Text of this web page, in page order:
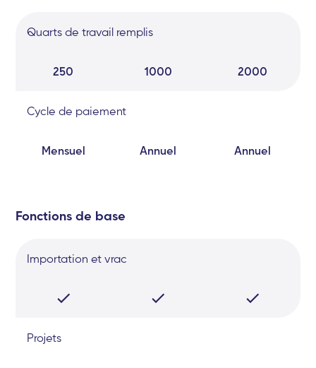
Quarts de travail remplis
250 1000 2000
Cycle de paiement
Mensuel Annuel Annuel
Fonctions de base
Importation et vrac
Projets